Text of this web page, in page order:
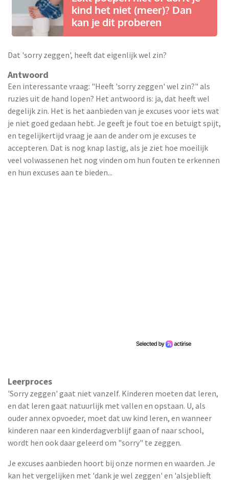
kind het niet (meer)? Dan
kan je dit proberen
Dat 'sorry zeggen', heeft dat eigenlijk wel zin?
Antwoord
Een interessante vraag: "Heeft 'sorry zeggen' wel zin?" als
ruzies uit de hand lopen? Het antwoord is: ja, dat heeft wel
degelijk zin. Het is het aanbieden van je excuses voor iets wat
je niet goed gedaan hebt. Je geeft je fout toe en betuigt spijt,
en tegelijkertijd vraag je aan de ander om je excuses te
accepteren. Dat is nog knap lastig, als je ziet hoe moeilijk
veel volwassenen het nog vinden om hun fouten te erkennen
en hun excuses aan te bieden...
Leerproces
'Sorry zeggen' gaat niet vanzelf. Kinderen moeten dat leren,
en dat leren gaat natuurlijk met vallen en opstaan. U, als
ouder annex opvoeder, moet dat uw kind leren, en wanneer
kinderen naar een kinderdagverblijf gaan of naar school,
wordt hen ook daar geleerd om "sorry" te zeggen.
Je excuses aanbieden hoort bij onze normen en waarden. Je
kan het vergelijken met 'dank je wel zeggen' en 'alsjeblieft